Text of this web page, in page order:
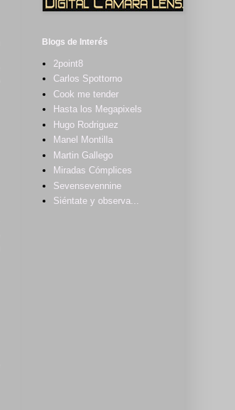
Blogs de Interés
2point8
Carlos Spottorno
Cook me tender
Hasta los Megapixels
Hugo Rodriguez
Manel Montilla
Martin Gallego
Miradas Cómplices
Sevensevennine
Siéntate y observa...